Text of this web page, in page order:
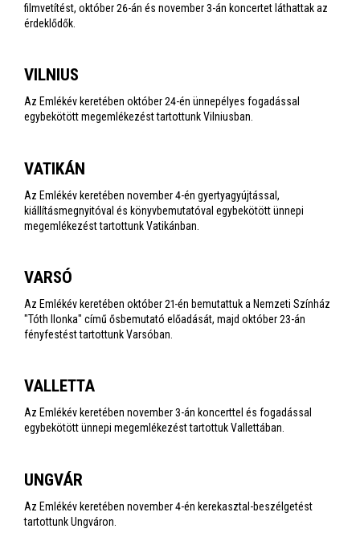
filmvetítést, október 26-án és november 3-án koncertet láthattak az
érdeklődők.
VILNIUS
Az Emlékév keretében október 24-én ünnepélyes fogadással
egybekötött megemlékezést tartottunk Vilniusban.
VATIKÁN
Az Emlékév keretében november 4-én gyertyagyújtással,
kiállításmegnyitóval és könyvbemutatóval egybekötött ünnepi
megemlékezést tartottunk Vatikánban.
VARSÓ
Az Emlékév keretében október 21-én bemutattuk a Nemzeti Színház
"Tóth Ilonka" című ősbemutató előadását, majd október 23-án
fényfestést tartottunk Varsóban.
VALLETTA
Az Emlékév keretében november 3-án koncerttel és fogadással
egybekötött ünnepi megemlékezést tartottuk Vallettában.
UNGVÁR
Az Emlékév keretében november 4-én kerekasztal-beszélgetést
tartottunk Ungváron.